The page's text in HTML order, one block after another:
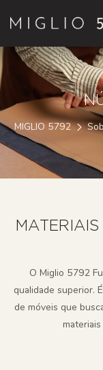
MIGLIO 5792
O Miglio 5792
qualidade superior.
de móveis que